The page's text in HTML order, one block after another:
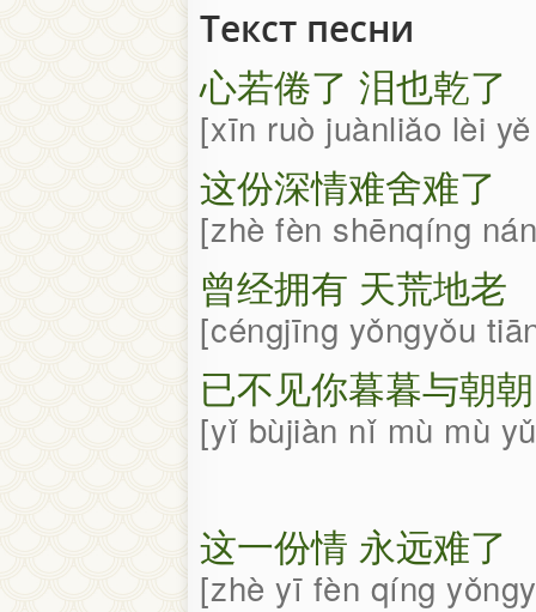
Текст песни
心若倦了 泪也乾了
xīn ruò juànliǎo lèi
这份深情难舍难了
zhè fèn shēnqíng
曾经拥有 天荒地老
céngjīng yǒngyǒu
已不见你暮暮与朝朝
yǐ bùjiàn nǐ mù mù
这一份情 永远难了
zhè yī fèn qíng